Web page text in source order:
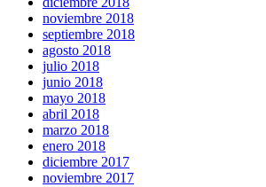
noviembre 2018
septiembre 2018
agosto 2018
julio 2018
junio 2018
mayo 2018
abril 2018
marzo 2018
enero 2018
diciembre 2017
noviembre 2017